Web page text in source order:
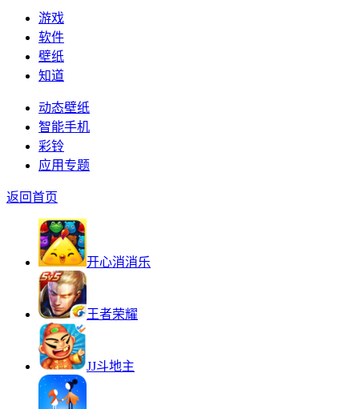
游戏
软件
壁纸
知道
动态壁纸
智能手机
彩铃
应用专题
返回首页
开心消消乐
王者荣耀
JJ斗地主